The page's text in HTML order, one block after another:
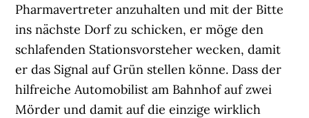
Pharmavertreter anzuhalten und mit der Bitte
ins nächste Dorf zu schicken, er möge den
schlafenden Stationsvorsteher wecken, damit
er das Signal auf Grün stellen könne. Dass der
hilfreiche Automobilist am Bahnhof auf zwei
Mörder und damit auf die einzige wirklich